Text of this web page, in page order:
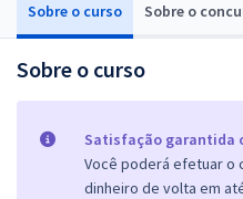
Sobre o curso Sobre o
Sobre o curso
Satisfação garantida
Você poderá efetuar o
dinheiro de volta em